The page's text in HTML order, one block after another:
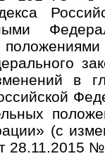
в
(с
28.11.2015